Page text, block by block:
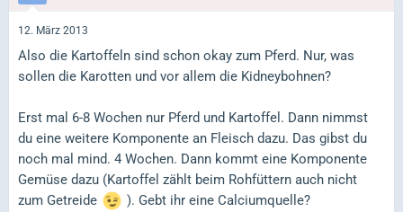
12. März 2013
Also die Kartoffeln sind schon okay zum Pferd. Nur, was
sollen die Karotten und vor allem die Kidneybohnen?
Erst mal 6-8 Wochen nur Pferd und Kartoffel. Dann nimmst
du eine weitere Komponente an Fleisch dazu. Das gibst du
noch mal mind. 4 Wochen. Dann kommt eine Komponente
Gemüse dazu (Kartoffel zählt beim Rohfüttern auch nicht
zum Getreide
). Gebt ihr eine Calciumquelle?